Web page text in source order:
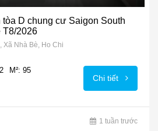
tòa D chung cư Saigon South
T8/2026
Xã Nhà Bè, Ho Chi
M²: 95
Chi tiết
1 tuần trước